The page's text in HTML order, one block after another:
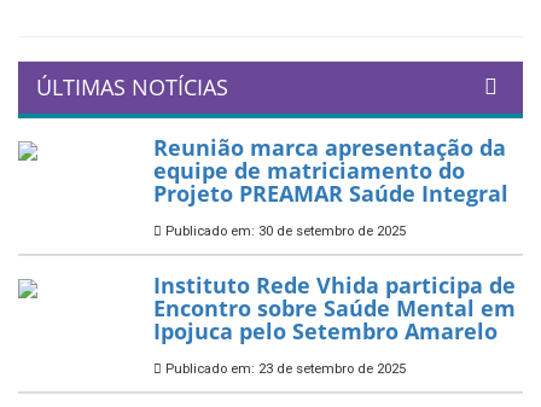
ÚLTIMAS NOTÍCIAS
Reunião marca apresentação da
equipe de matriciamento do
Projeto PREAMAR Saúde Integral
Publicado em: 30 de setembro de 2025
Instituto Rede Vhida participa de
Encontro sobre Saúde Mental em
Ipojuca pelo Setembro Amarelo
Publicado em: 23 de setembro de 2025